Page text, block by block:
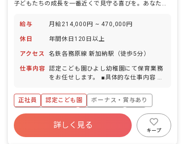
給与 月給214,000円 ~ 470,000円
休日 年間休日120日以上
アクセス 名鉄各務原線 新加納駅（徒歩5分）
仕事内容 認定こども園ひよし幼稚園にて保育業務
をお任せします。 ■具体的な仕事内容 ・
連絡ノートの記入（手書き） ■園児年齢
層：0～5歳児
正社員 認定こども園
ボーナス・賞与あり
年間休日120日以上
社会保険完備
福利厚生充実
退職金制度
昇給昇進あり
詳しく見る
キープ